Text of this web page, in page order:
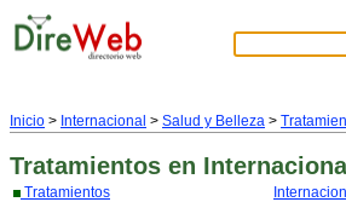
Inicio > Internacional > Salud y Belleza >
Tratamientos en
Tratamientos